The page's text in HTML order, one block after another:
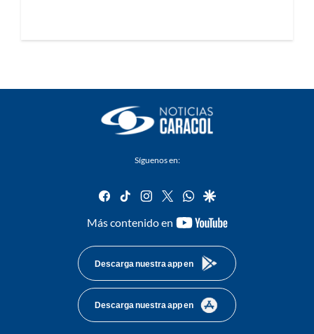
Síguenos en:
facebook
tiktok instagram
twitterwhatsapp
google
Más contenido en
youtube-
Descarga nuestra app en
Descarga nuestra app en